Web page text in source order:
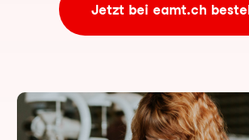
Jetzt bei eamt.ch